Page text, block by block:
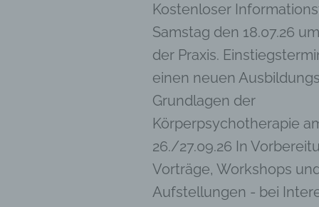
Kostenloser
Samstag den 18.07.26
der Praxis.
einen neuen
Grundlagen der
Körperpsychotherapie
26./27.09.26 In
Vorträge, Workshops
Aufstellungen - bei
oder
i)